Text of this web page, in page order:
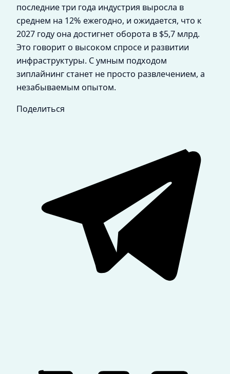
последние три года индустрия выросла в
среднем на 12% ежегодно, и ожидается, что к
2027 году она достигнет оборота в $5,7 млрд.
Это говорит о высоком спросе и развитии
инфраструктуры. С умным подходом
зиплайнинг станет не просто развлечением, а
незабываемым опытом.
Поделиться